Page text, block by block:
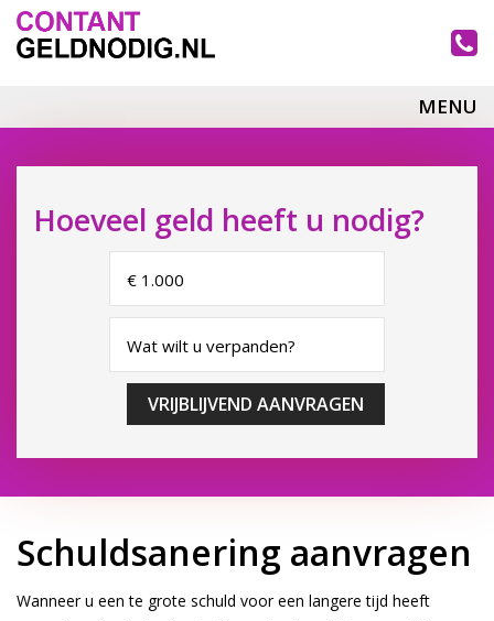
MENU
Hoeveel geld heeft u nodig?
VRIJBLIJVEND AANVRAGEN
Schuldsanering aanvragen
Wanneer u een te grote schuld voor een langere tijd heeft